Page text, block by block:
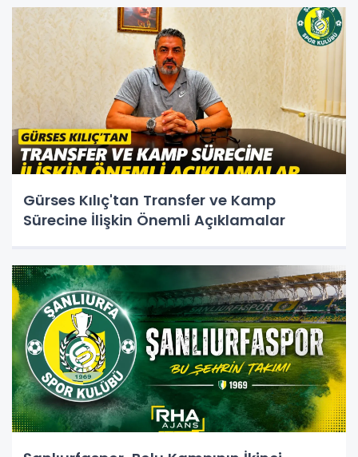
Gürses Kılıç'tan Transfer ve Kamp
Sürecine İlişkin Önemli Açıklamalar